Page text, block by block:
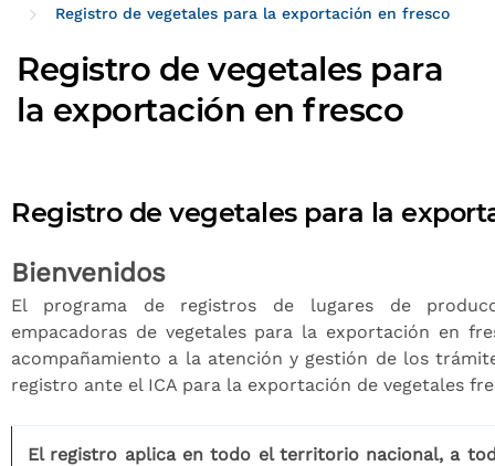
Registro de vegetales para la exportación en fresco
Registro de vegetales para
la exportación en fresco
Registro de vegetales para la
Bienvenidos
El programa de registros de lugares de
empacadoras de vegetales para la exportación en
acompañamiento a la atención y gestión de los
registro ante el ICA para la exportación de vegetales
El registro aplica en todo el territorio nacional, a